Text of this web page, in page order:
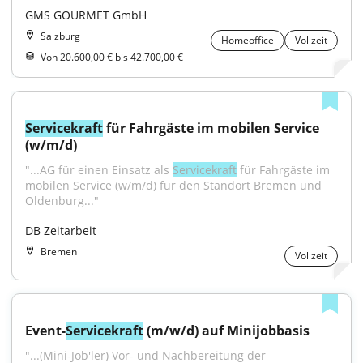
GMS GOURMET GmbH
Salzburg Homeoffice
Vollzeit
Von 20.600,00 € bis 42.700,00 €
Servicekraft für Fahrgäste im mobilen Service
(w/m/d)
"...AG für einen Einsatz als Servicekraft für Fahrgäste im
mobilen Service (w/m/d) für den Standort Bremen und
Oldenburg..."
DB Zeitarbeit
Bremen Vollzeit
Event-Servicekraft (m/w/d) auf Minijobbasis
"...(Mini-Job'ler) Vor- und Nachbereitung der